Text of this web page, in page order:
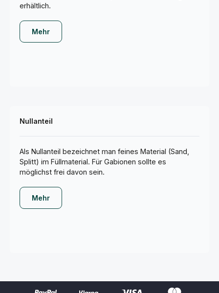
erhältlich.
Mehr
Nullanteil
Als Nullanteil bezeichnet man feines Material (Sand,
Splitt) im Füllmaterial. Für Gabionen sollte es
möglichst frei davon sein.
Mehr